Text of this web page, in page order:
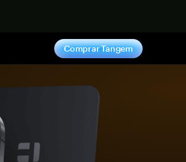
Comprar Tangem